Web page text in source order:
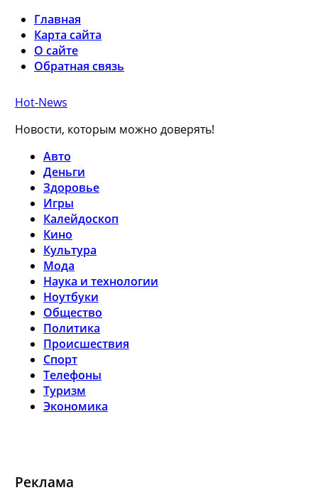
Главная
Карта сайта
О сайте
Обратная связь
Hot-News
Новости, которым можно доверять!
Авто
Деньги
Здоровье
Игры
Калейдоскоп
Кино
Культура
Мода
Наука и технологии
Ноутбуки
Общество
Политика
Происшествия
Спорт
Телефоны
Туризм
Экономика
Реклама